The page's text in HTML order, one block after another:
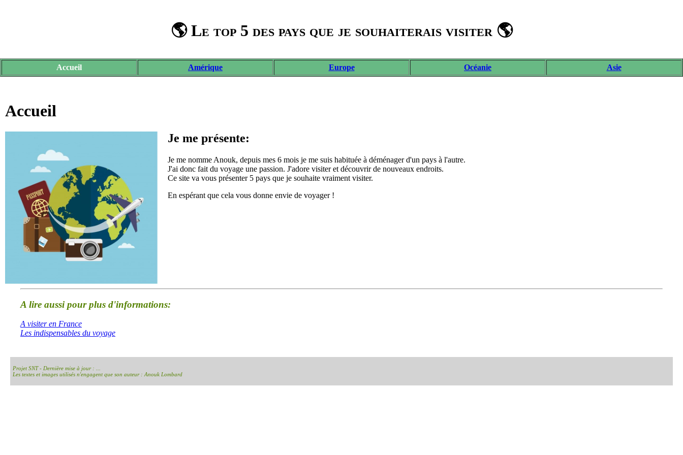
🌎 Le top 5 des pays que je souhaiterais visiter 🌎
Accueil Amérique Europe Océanie Asie
Accueil
Je me présente:
Je me nomme Anouk, depuis mes 6 mois je me suis habituée à déménager d'un pays à l'autre.
J'ai donc fait du voyage une passion. J'adore visiter et découvrir de nouveaux endroits.
Ce site va vous présenter 5 pays que je souhaite vraiment visiter.
En espérant que cela vous donne envie de voyager !
A lire aussi pour plus d'informations:
A visiter en France
Les indispensables du voyage
Projet SNT - Dernière mise à jour : ...
Les textes et images utilisés n'engagent que son auteur : Anouk Lombard